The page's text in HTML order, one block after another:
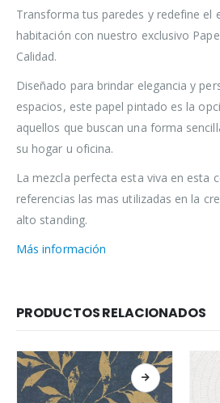
Transforma tus paredes y redefine el
habitación con nuestro exclusivo
Calidad.
Diseñado para brindar elegancia y
espacios, este papel pintado es la
aquellos que buscan una forma
su hogar u oficina.
La mezcla perfecta esta viva en esta
referencias las mas utilizadas en la
alto standing.
Más información
PRODUCTOS RELACIONADOS